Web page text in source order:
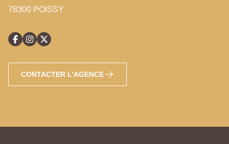
78300 POISSY
CONTACTER L'AGENCE